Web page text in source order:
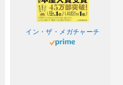
イン・ザ・メガチャーチ